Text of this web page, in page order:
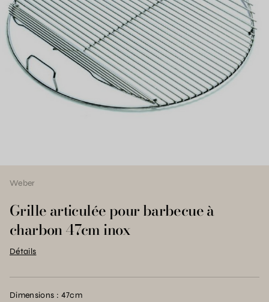
Weber
Grille articulée pour barbecue à
charbon 47cm inox
Détails
Dimensions : 47cm